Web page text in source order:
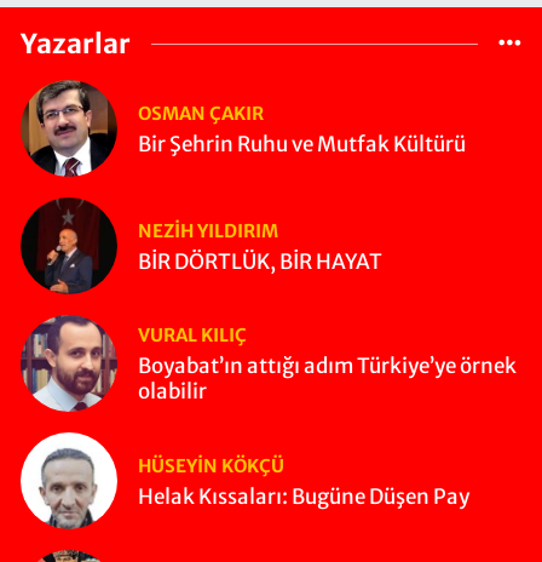
Yazarlar
OSMAN ÇAKIR
Bir Şehrin Ruhu ve Mutfak Kültürü
NEZIH YILDIRIM
BİR DÖRTLÜK, BİR HAYAT
VURAL KILIÇ
Boyabat’ın attığı adım Türkiye’ye örnek
olabilir
HÜSEYIN KÖKÇÜ
Helak Kıssaları: Bugüne Düşen Pay